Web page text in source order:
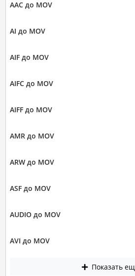
AAC до MOV
AI до MOV
AIF до MOV
AIFC до MOV
AIFF до MOV
AMR до MOV
ARW до MOV
ASF до MOV
AUDIO до MOV
AVI до MOV
Показать